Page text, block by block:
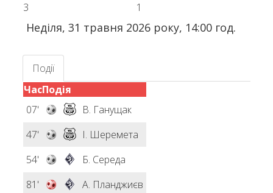
3
1
Неділя, 31 травня 2026 року, 14:00 год.
Події
ЧасПодія
07'
В. Ганущак
47'
І. Шеремета
54'
Б. Середа
81'
А. Планджиєв